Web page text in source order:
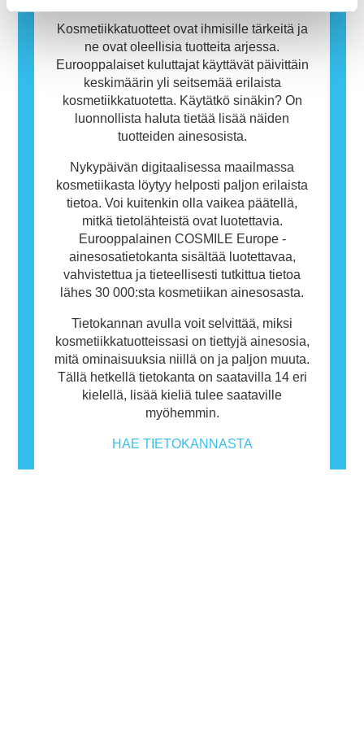
ihmisille allergisoivia. Tämä ei kuitenkaan
tarkoita, ettei muiden olisi turvallista käyttää
Kosmetiikkatuotteet ovat ihmisille tärkeitä ja
ne ovat oleellisia tuotteita arjessa.
Eurooppalaiset kuluttajat käyttävät päivittäin
keskimäärin yli seitsemää erilaista
kosmetiikkatuotetta. Käytätkö sinäkin? On
luonnollista haluta tietää lisää näiden
tuotteiden ainesosista.
Nykypäivän digitaalisessa maailmassa
kosmetiikasta löytyy helposti paljon erilaista
tietoa. Voi kuitenkin olla vaikea päätellä,
mitkä tietolähteistä ovat luotettavia.
Eurooppalainen COSMILE Europe -
ainesosatietokanta sisältää luotettavaa,
vahvistettua ja tieteellisesti tutkittua tietoa
lähes 30 000:sta kosmetiikan ainesosasta.
Tietokannan avulla voit selvittää, miksi
kosmetiikkatuotteissasi on tiettyjä ainesosia,
mitä ominaisuuksia niillä on ja paljon muuta.
Tällä hetkellä tietokanta on saatavilla 14 eri
kielellä, lisää kieliä tulee saataville
myöhemmin.
HAE TIETOKANNASTA